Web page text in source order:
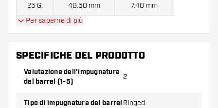
25 G. 48.50 mm 7.40 mm
Per saperne di più
SPECIFICHE DEL PRODOTTO
Valutazione dell'impugnatura
del barrel (1-5)
2
Tipo di impugnatura del barrel Ringed